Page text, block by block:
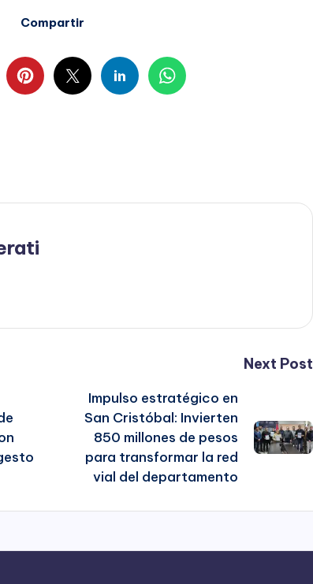
Compartir
Next Post
Impulso estratégico en
San Cristóbal: Invierten
850 millones de pesos
para transformar la red
vial del departamento